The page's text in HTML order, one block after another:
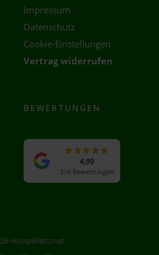
Impressum
Datenschutz
Cookie-Einstellungen
Vertrag widerrufen
BEWERTUNGEN
4,90
316 Bewertungen
Holzpellets.net